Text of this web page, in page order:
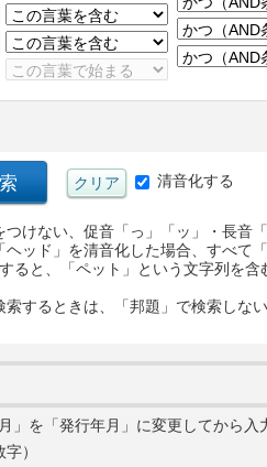
清音化する
けない、促音「っ」「ッ」・長音
ッド」を清音化した場合、すべて
ると、「ペット」という文字列を含
するときは、「邦題」で検索しな
を「発行年月」に変更してから入
）